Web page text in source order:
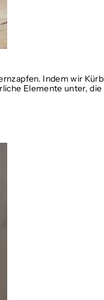
Indem wir
Elemente unter,